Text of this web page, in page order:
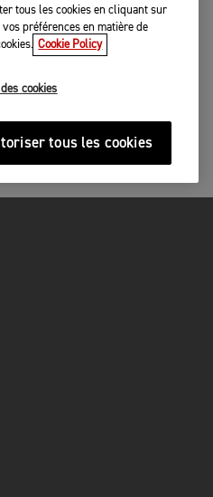
tous les cookies en cliquant sur
préférences en matière de
Cookie Policy
cookies
tous les cookies